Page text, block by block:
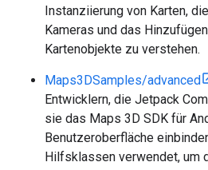
Instanziierung von Karten,
Kameras und das
Kartenobjekte zu verstehen.
Maps3DSamples/advanced
Entwicklern, die Jetpack
sie das Maps 3D SDK für
Benutzeroberfläche
Hilfsklassen verwendet, um